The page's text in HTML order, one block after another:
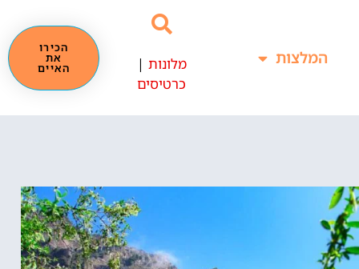
המלצות מלונות |
כרטיסים
הכירו
את
האיים